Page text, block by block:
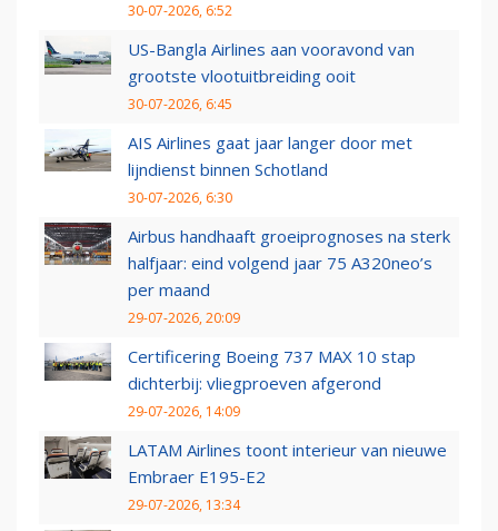
30-07-2026, 6:52
US-Bangla Airlines aan vooravond van
grootste vlootuitbreiding ooit
30-07-2026, 6:45
AIS Airlines gaat jaar langer door met
lijndienst binnen Schotland
30-07-2026, 6:30
Airbus handhaaft groeiprognoses na sterk
halfjaar: eind volgend jaar 75 A320neo’s
per maand
29-07-2026, 20:09
Certificering Boeing 737 MAX 10 stap
dichterbij: vliegproeven afgerond
29-07-2026, 14:09
LATAM Airlines toont interieur van nieuwe
Embraer E195-E2
29-07-2026, 13:34